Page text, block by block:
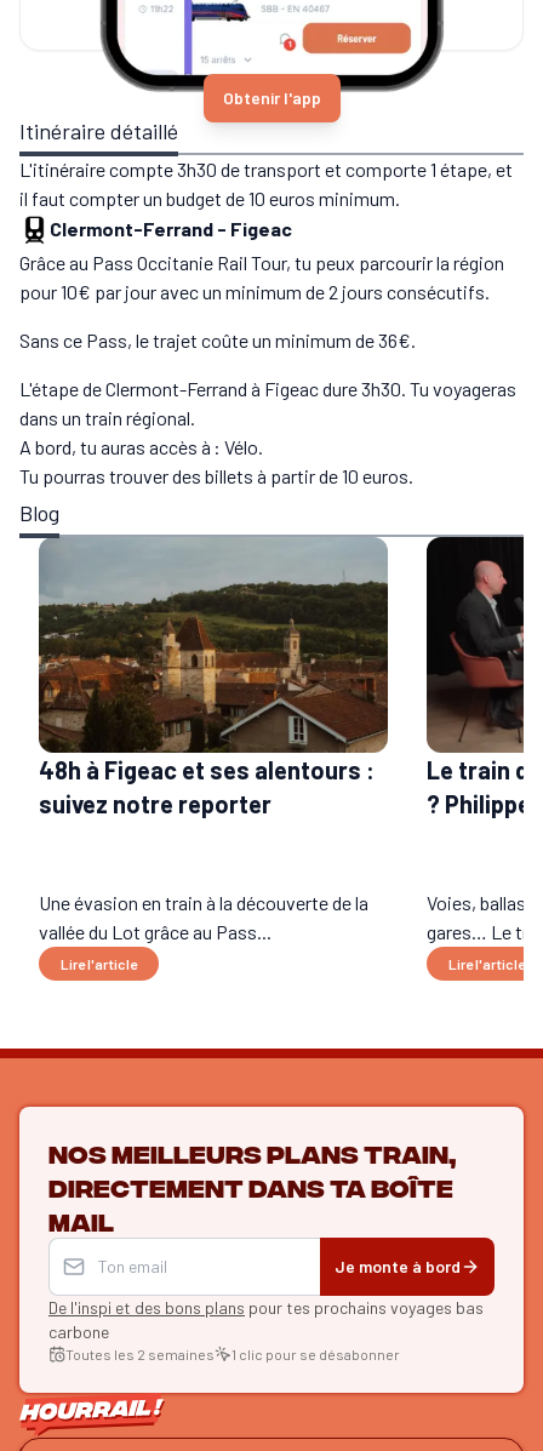
Obtenir l'app
Itinéraire détaillé
L'itinéraire compte 3h30 de transport et comporte 1 étape, et
il faut compter un budget de 10 euros minimum.
Clermont-Ferrand - Figeac
Grâce au Pass Occitanie Rail Tour, tu peux parcourir la région
pour 10€ par jour avec un minimum de 2 jours consécutifs.
Sans ce Pass, le trajet coûte un minimum de 36€.
L'étape de Clermont-Ferrand à Figeac dure 3h30. Tu voyageras
dans un train régional.
A bord, tu auras accès à : Vélo.
Tu pourras trouver des billets à partir de 10 euros.
Blog
48h à Figeac et ses alentours :
suivez notre reporter
Une évasion en train à la découverte de la
vallée du Lot grâce au Pass...
Lire l'article
Le train
? Philippe
Voies,
gares… Le
Lire l'article
Nos meilleurs plans train,
directement dans ta boîte
mail
Je monte à bord
De l'inspi et des bons plans pour tes prochains voyages bas
carbone
Toutes les 2 semaines 1 clic pour se désabonner